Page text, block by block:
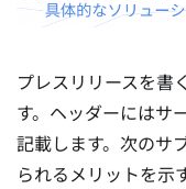
プレスリリースを書
す。ヘッダーにはサ
記載します。次のサ
られるメリットを示